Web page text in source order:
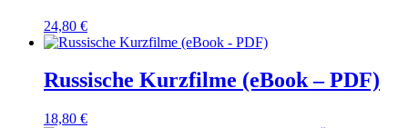
24,80 €
Russische Kurzfilme (eBook – PDF)
18,80 €